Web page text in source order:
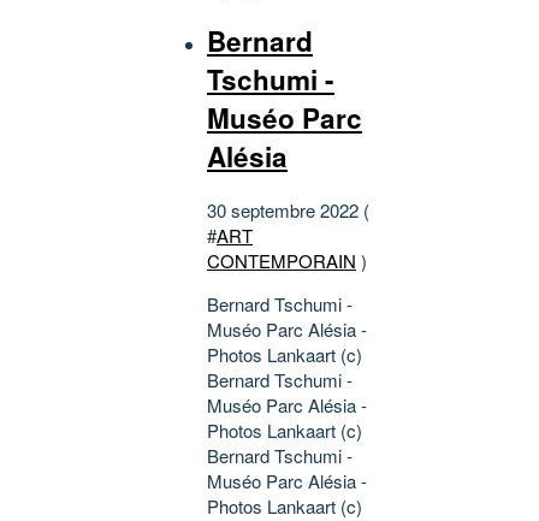
Bernard
Tschumi -
Muséo Parc
Alésia
30 septembre 2022 (
#ART
CONTEMPORAIN )
Bernard Tschumi -
Muséo Parc Alésia -
Photos Lankaart (c)
Bernard Tschumi -
Muséo Parc Alésia -
Photos Lankaart (c)
Bernard Tschumi -
Muséo Parc Alésia -
Photos Lankaart (c)